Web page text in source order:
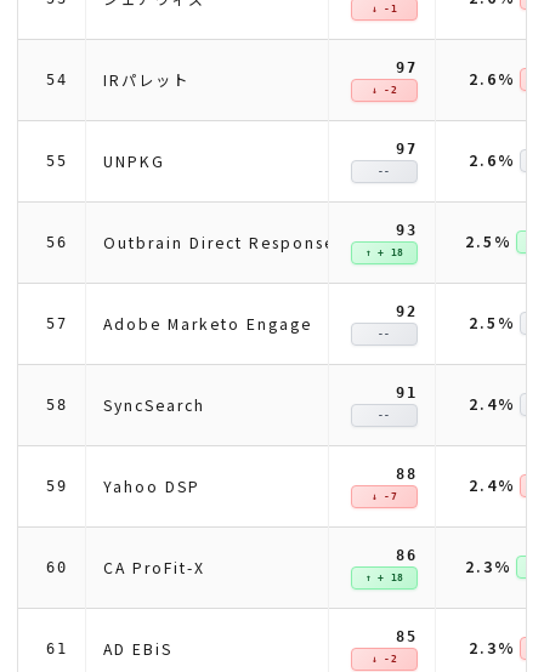
↓ -1
54 IRパレット
97
↓ -2 2.6%
55 UNPKG
97
-- 2.6%
56 Outbrain Direct Response
93
↑ + 18 2.5%
57 Adobe Marketo Engage
92
-- 2.5%
58 SyncSearch
91
-- 2.4%
59 Yahoo DSP
88
↓ -7 2.4%
60 CA ProFit-X
86
↑ + 18 2.3%
61 AD EBiS
85
↓ -2 2.3%